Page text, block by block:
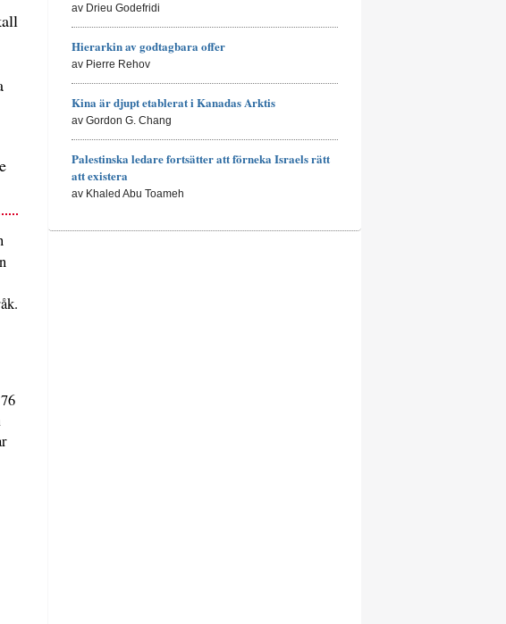
av Drieu Godefridi
Hierarkin av godtagbara offer
av Pierre Rehov
Kina är djupt etablerat i Kanadas Arktis
av Gordon G. Chang
Palestinska ledare fortsätter att förneka Israels rätt
att existera
av Khaled Abu Toameh